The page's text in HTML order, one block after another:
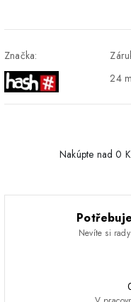
DPD - Odberné miesto
Značka:
24
Nakúpte nad 0
Nevíte si